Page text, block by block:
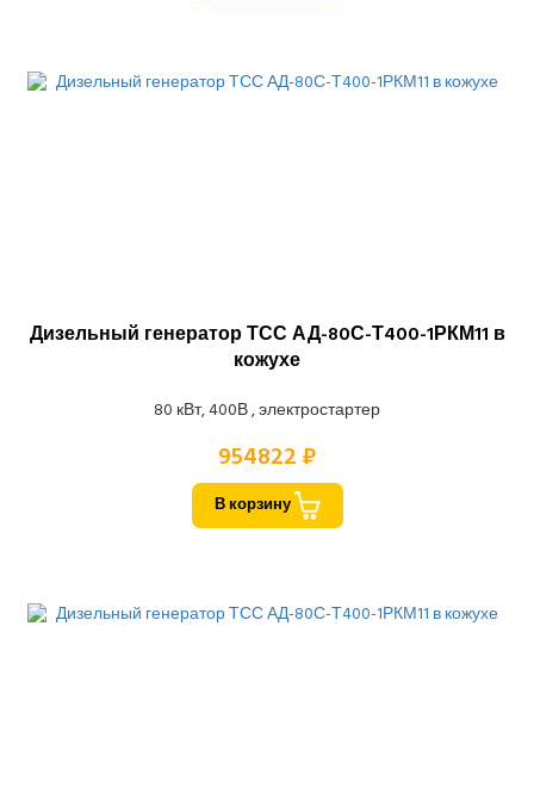
Дизельный генератор ТСС АД-80С-Т400-1РКМ11 в
кожухе
80 кВт, 400В , электростартер
954822 ₽
В корзину